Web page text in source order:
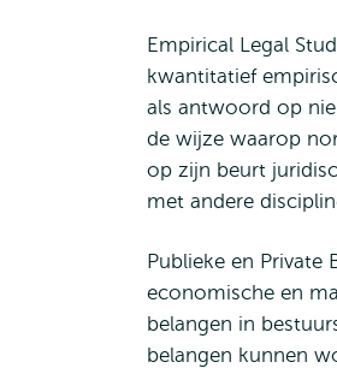
Empirical Legal
kwantitatief
als antwoord op
de wijze waarop
op zijn beurt
met andere
Publieke en Private
economische en
belangen in
belangen kunnen